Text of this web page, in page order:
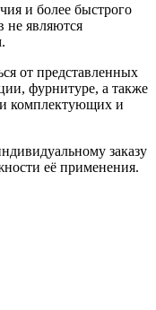
и более быстрого
не являются
от представленных
фурнитуре, а также
комплектующих и
заказу
её применения.